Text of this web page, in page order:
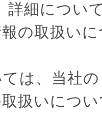
はじめに
「x-アプリ」
著作権保護さ
へ取り込むこ
詳細につい
の取扱い
は、当社
扱いにつ